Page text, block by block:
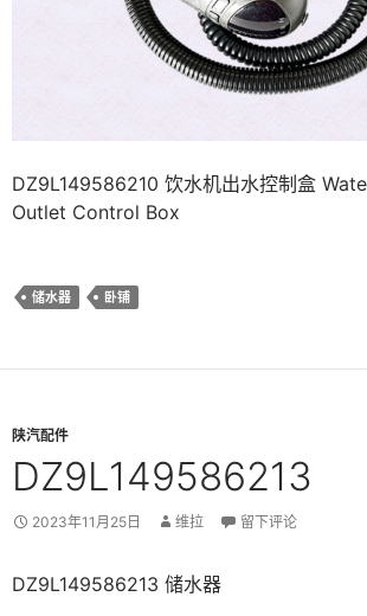
DZ9L149586210 饮水机出水控制盒
Outlet Control Box
储水器 卧铺
陕汽配件
DZ9L149586213
2023年11月25日 维拉 留下评论
DZ9L149586213 储水器